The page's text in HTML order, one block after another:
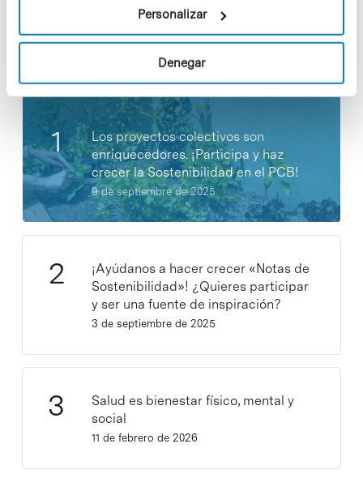
Personalizar
Denegar
Noticias más vistas
Los proyectos colectivos son
enriquecedores. ¡Participa y haz
crecer la Sostenibilidad en el PCB!
9 de septiembre de 2025
¡Ayúdanos a hacer crecer «Notas de
Sostenibilidad»! ¿Quieres participar
y ser una fuente de inspiración?
3 de septiembre de 2025
Salud es bienestar físico, mental y
social
11 de febrero de 2026